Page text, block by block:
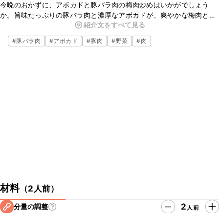
今晩のおかずに、アボカドと豚バラ肉の梅肉炒めはいかがでしょう
か。旨味たっぷりの豚バラ肉と濃厚なアボカドが、爽やかな梅肉とよ
く合い、ごはんにぴったりのおかずになりますよ。お酒のおつまみに
も最適なので、ぜひお試しくださいね。
紹介文をすべて見る
#豚バラ肉 #アボカド #豚肉 #野菜 #肉
材料（2人前）
分量の調整 2 人前